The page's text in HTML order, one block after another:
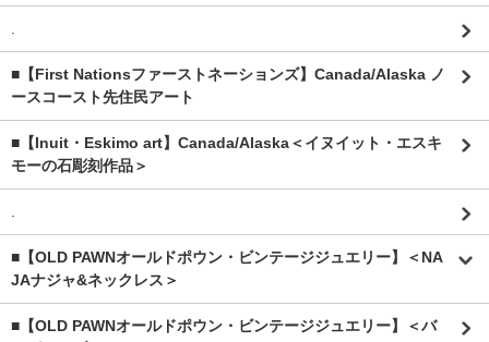
.
■【First Nationsファーストネーションズ】Canada/Alaska ノ
ースコースト先住民アート
■【Inuit・Eskimo art】Canada/Alaska＜イヌイット・エスキ
モーの石彫刻作品＞
.
■【OLD PAWNオールドポウン・ビンテージジュエリー】＜NA
JAナジャ&ネックレス＞
■【OLD PAWNオールドポウン・ビンテージジュエリー】＜バ